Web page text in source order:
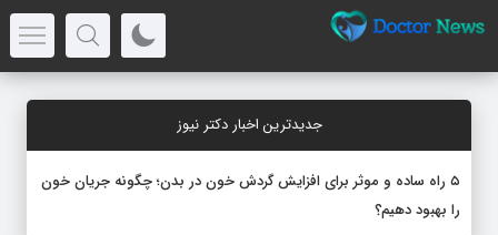
جدیدترین اخبار دکتر نیوز
۵ راه ساده و موثر برای افزایش گردش خون در بدن؛ چگونه جریان خون
را بهبود دهیم؟